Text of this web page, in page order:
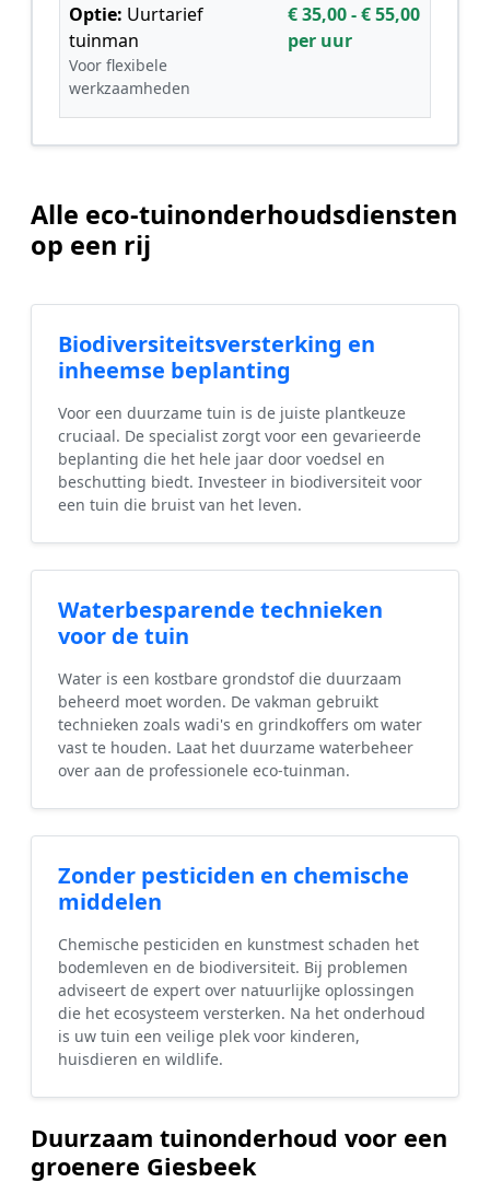
Optie: Uurtarief
tuinman
Voor flexibele
werkzaamheden
€ 35,00 - € 55,00
per uur
Alle eco-tuinonderhoudsdiensten
op een rij
Biodiversiteitsversterking en
inheemse beplanting
Voor een duurzame tuin is de juiste plantkeuze
cruciaal. De specialist zorgt voor een gevarieerde
beplanting die het hele jaar door voedsel en
beschutting biedt. Investeer in biodiversiteit voor
een tuin die bruist van het leven.
Waterbesparende technieken
voor de tuin
Water is een kostbare grondstof die duurzaam
beheerd moet worden. De vakman gebruikt
technieken zoals wadi's en grindkoffers om water
vast te houden. Laat het duurzame waterbeheer
over aan de professionele eco-tuinman.
Zonder pesticiden en chemische
middelen
Chemische pesticiden en kunstmest schaden het
bodemleven en de biodiversiteit. Bij problemen
adviseert de expert over natuurlijke oplossingen
die het ecosysteem versterken. Na het onderhoud
is uw tuin een veilige plek voor kinderen,
huisdieren en wildlife.
Duurzaam tuinonderhoud voor een
groenere Giesbeek